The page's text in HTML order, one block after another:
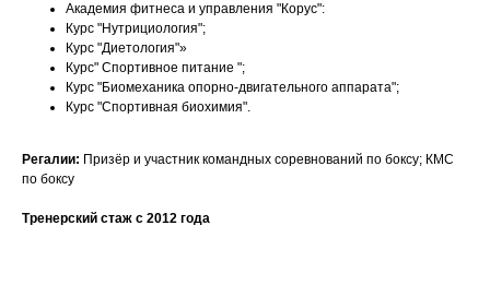
Академия фитнеса и управления "Корус":
Курс "Нутрициология";
Курс "Диетология"»
Курс" Спортивное питание ";
Курс "Биомеханика опорно-двигательного аппарата";
Курс "Спортивная биохимия".
Регалии: Призёр и участник командных соревнований по боксу; КМС
по боксу
Тренерский стаж c 2012 года